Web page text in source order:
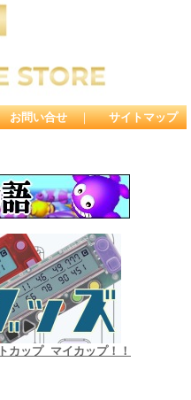
お問い合せ ｜ サイトマップ
ップ マイカップ！！